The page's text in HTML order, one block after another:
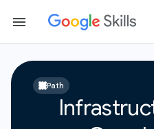
Path